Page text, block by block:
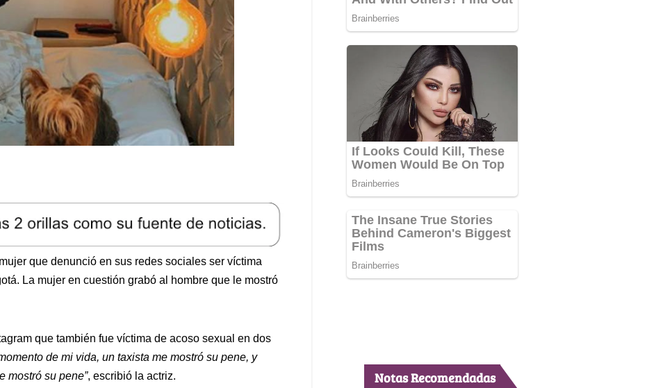
que denunció en sus redes sociales ser víctima
La mujer en cuestión grabó al hombre que le mostró
que también fue víctima de acoso sexual en dos
de mi vida, un taxista me mostró su pene, y
mostró su pene”, escribió la actriz. Notas Recomendadas